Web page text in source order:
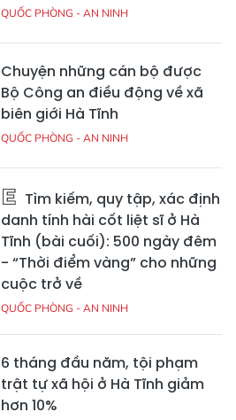
QUỐC PHÒNG - AN NINH
Chuyện những cán bộ được
Bộ Công an điều động về xã
biên giới Hà Tĩnh
QUỐC PHÒNG - AN NINH
Tìm kiếm, quy tập, xác định
danh tính hài cốt liệt sĩ ở Hà
Tĩnh (bài cuối): 500 ngày đêm
- “Thời điểm vàng” cho những
cuộc trở về
QUỐC PHÒNG - AN NINH
6 tháng đầu năm, tội phạm
trật tự xã hội ở Hà Tĩnh giảm
hơn 10%